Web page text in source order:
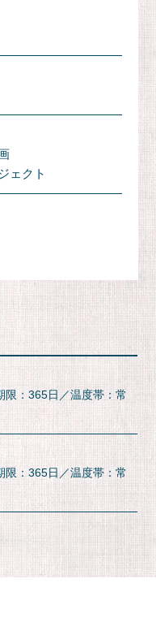
ェクト
：365日／温度帯：常
：365日／温度帯：常